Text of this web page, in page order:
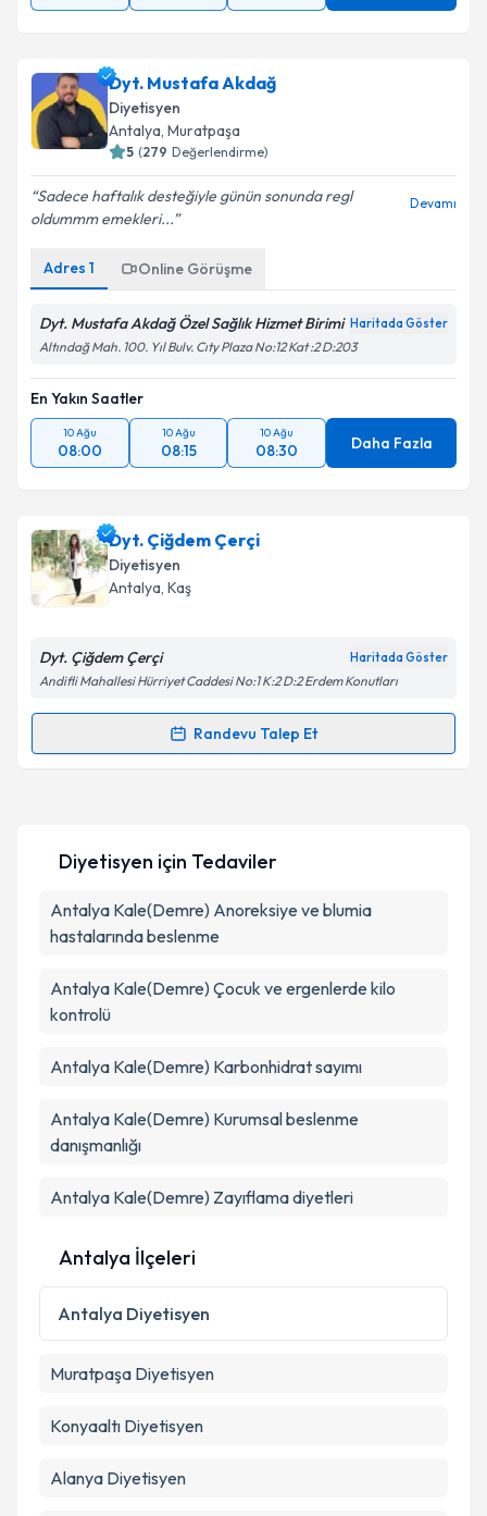
Dyt. Mustafa Akdağ
Diyetisyen
Antalya, Muratpaşa
5 (279 Değerlendirme)
Sadece haftalık desteğiyle günün sonunda regl
oldummm emekleri...
Devamı
Adres 1 Online Görüşme
Dyt. Mustafa Akdağ Özel Sağlık Hizmet Birimi Haritada Göster
Altındağ Mah. 100. Yıl Bulv. Cıty Plaza No:12 Kat :2 D:203
En Yakın Saatler
10 Ağu
08:00
10 Ağu
08:15
10 Ağu
08:30 Daha Fazla
Dyt. Çiğdem Çerçi
Diyetisyen
Antalya, Kaş
Dyt. Çiğdem Çerçi Haritada Göster
Andifli Mahallesi Hürriyet Caddesi No:1 K:2 D:2 Erdem Konutları
Randevu Talep Et
Randevu Takvimi Talebi
takvim hazırlandığında e-posta ile bilgilendireceğiz.
E-posta Adresiniz
Kişisel verilerimin işlenmesine ilişkin
Takvim Talebini Gönder
Diyetisyen için Tedaviler
Antalya Kale(Demre) Anoreksiye ve blumia
hastalarında beslenme
Antalya Kale(Demre) Çocuk ve ergenlerde kilo
kontrolü
Antalya Kale(Demre) Karbonhidrat sayımı
Antalya Kale(Demre) Kurumsal beslenme
danışmanlığı
Antalya Kale(Demre) Zayıflama diyetleri
Antalya İlçeleri
Antalya Diyetisyen
Muratpaşa Diyetisyen
Konyaaltı Diyetisyen
Alanya Diyetisyen